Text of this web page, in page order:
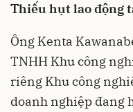
Thiếu hụt lao động
Ông Kenta
TNHH Khu công
riêng Khu công
doanh nghiệp đang